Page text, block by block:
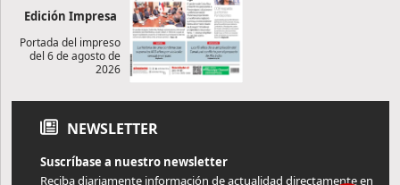
Edición Impresa
Portada del impreso
del 6 de agosto de
2026
NEWSLETTER
Suscríbase a nuestro newsletter
Reciba diariamente información de actualidad directamente en